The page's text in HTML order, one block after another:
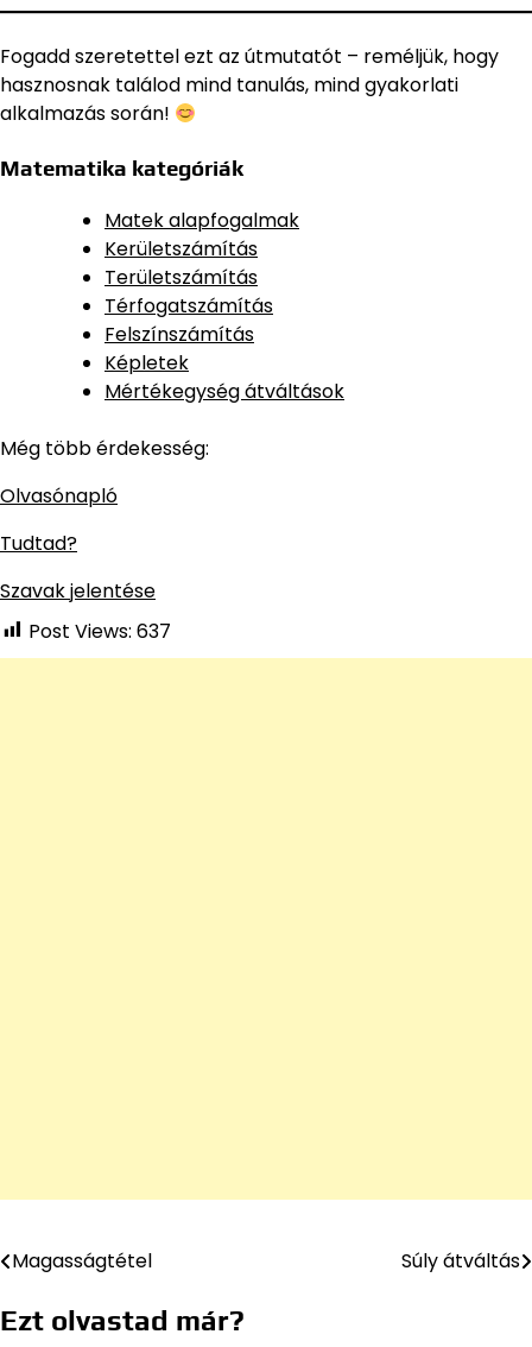
Fogadd szeretettel ezt az útmutatót – reméljük, hogy
hasznosnak találod mind tanulás, mind gyakorlati
alkalmazás során!
Matematika kategóriák
Matek alapfogalmak
Kerületszámítás
Területszámítás
Térfogatszámítás
Felszínszámítás
Képletek
Mértékegység átváltások
Még több érdekesség:
Olvasónapló
Tudtad?
Szavak jelentése
Post Views: 637
Bejegyzés
navigáció
Magasságtétel Súly átváltás
Ezt olvastad már?